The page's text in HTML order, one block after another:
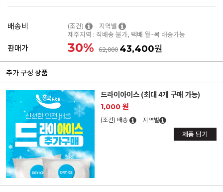
배송비 (조건)
지역별
제주지역 : 직배송 불가, 택배 월~목 배송가능
판매가 30% 62,00043,400원
추가 구성 상품
드라이아이스 (최대 4개 구매 가능)
1,000 원
(조건) 배송 지역별
제품 담기